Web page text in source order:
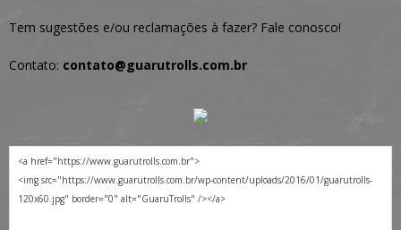
Tem sugestões e/ou reclamações à fazer? Fale conosco!
Contato: contato@guarutrolls.com.br